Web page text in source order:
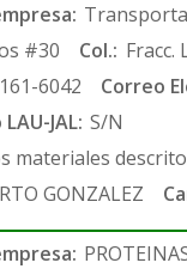
#30 Col.: Fracc.
6042 Correo
JAL: S/N
materiales
GONZALEZ